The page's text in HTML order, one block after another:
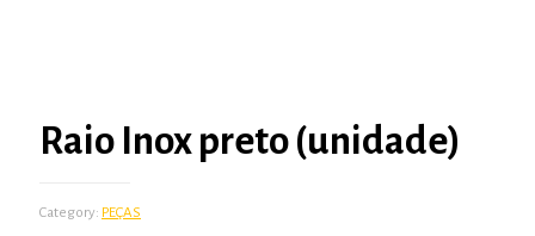
Raio Inox preto (unidade)
Category: PEÇAS